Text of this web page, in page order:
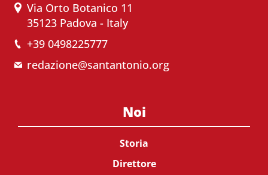
Via Orto Botanico 11
35123 Padova - Italy
+39 0498225777
redazione@santantonio.org
Noi
Storia
Direttore